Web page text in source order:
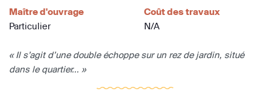
Maître d'ouvrage
Particulier
Coût des travaux
N/A
« Il s’agit d’une double échoppe sur un rez de jardin, situé
dans le quartier... »